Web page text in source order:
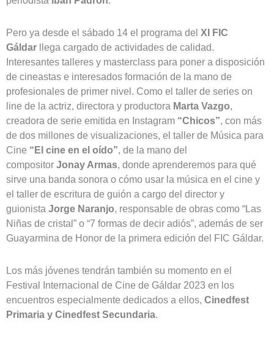
Pero ya desde el sábado 14 el programa del XI FIC
Gáldar llega cargado de actividades de calidad.
Interesantes talleres y masterclass para poner a disposición
de cineastas e interesados formación de la mano de
profesionales de primer nivel. Como el taller de series on
line de la actriz, directora y productora Marta Vazgo,
creadora de serie emitida en Instagram “Chicos”, con más
de dos millones de visualizaciones, el taller de Música para
Cine “El cine en el oído”, de la mano del
compositor Jonay Armas, donde aprenderemos para qué
sirve una banda sonora o cómo usar la música en el cine y
el taller de escritura de guión a cargo del director y
guionista Jorge Naranjo, responsable de obras como “Las
Niñas de cristal” o “7 formas de decir adiós”, además de ser
Guayarmina de Honor de la primera edición del FIC Gáldar.
Los más jóvenes tendrán también su momento en el
Festival Internacional de Cine de Gáldar 2023 en los
encuentros especialmente dedicados a ellos, Cinedfest
Primaria y Cinedfest Secundaria.